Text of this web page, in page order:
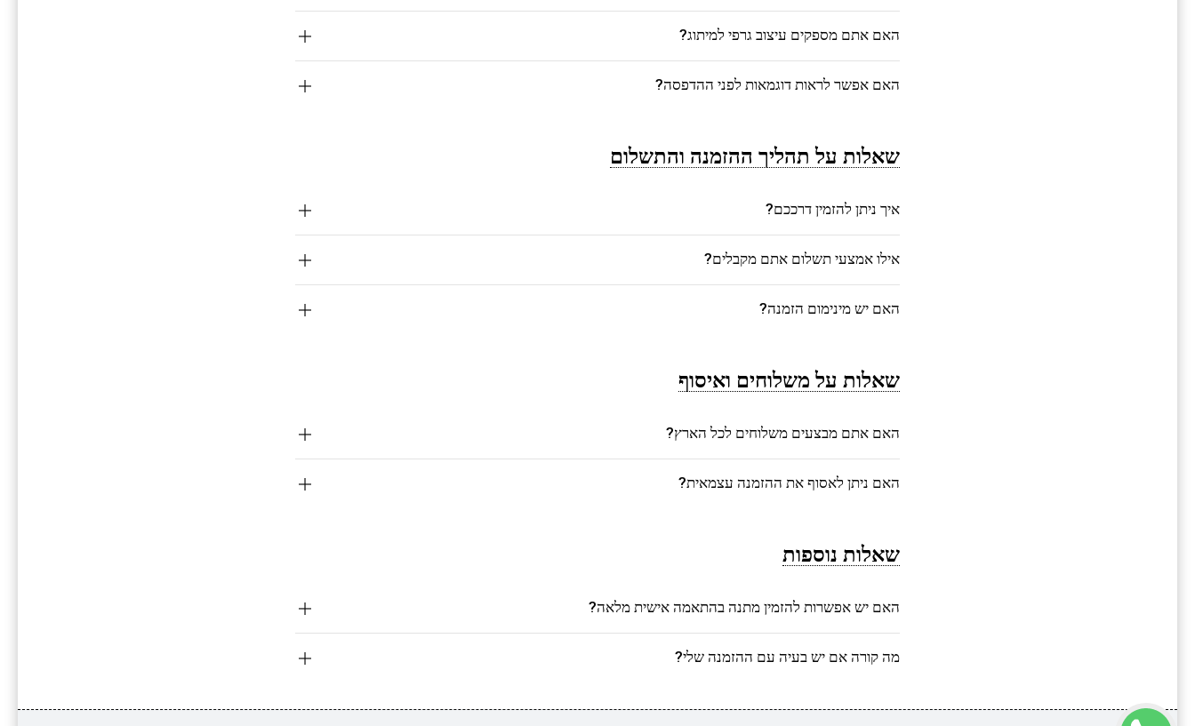
האם אתם מספקים עיצוב גרפי למיתוג?
האם אפשר לראות דוגמאות לפני ההדפסה?
שאלות על תהליך ההזמנה והתשלום
איך ניתן להזמין דרככם?
אילו אמצעי תשלום אתם מקבלים?
האם יש מינימום הזמנה?
שאלות על משלוחים ואיסוף
האם אתם מבצעים משלוחים לכל הארץ?
האם ניתן לאסוף את ההזמנה עצמאית?
שאלות נוספות
האם יש אפשרות להזמין מתנה בהתאמה אישית מלאה?
מה קורה אם יש בעיה עם ההזמנה שלי?